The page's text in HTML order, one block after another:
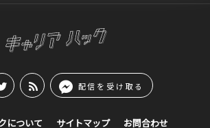
配信を受け取る
について サイトマップ お問合わせ